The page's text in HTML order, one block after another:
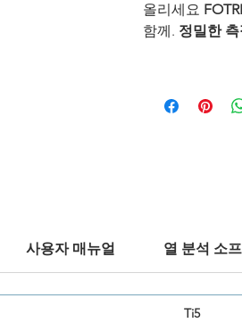
올리세요
함께. 정밀한
여 모든 이미
부 사항을 전
사용자 매뉴얼 열 분석 소
Ti5